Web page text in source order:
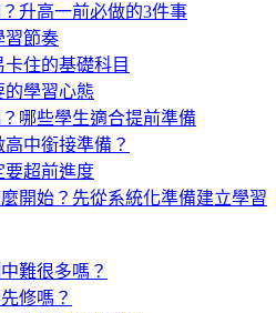
升高一前必做的3件事
習節奏
住的基礎科目
的學習心態
哪些學生適合提前準備
中銜接準備？
要超前進度
開始？先從系統化準備建立學習
難很多嗎？
修嗎？